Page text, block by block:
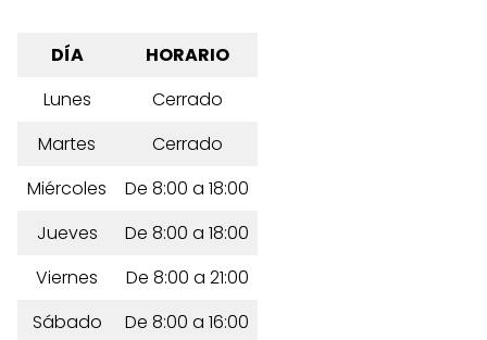
DÍA
HORARIO
Lunes
Cerrado
Martes
Cerrado
Miércoles
De 8:00 a 18:00
Jueves
De 8:00 a 18:00
Viernes
De 8:00 a 21:00
Sábado
De 8:00 a 16:00